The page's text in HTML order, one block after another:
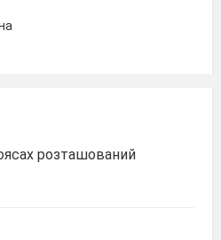
розташований